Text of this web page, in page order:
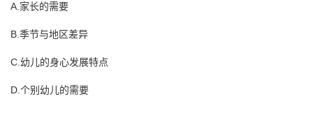
A.家长的需要
B.季节与地区差异
C.幼儿的身心发展特点
D.个别幼儿的需要